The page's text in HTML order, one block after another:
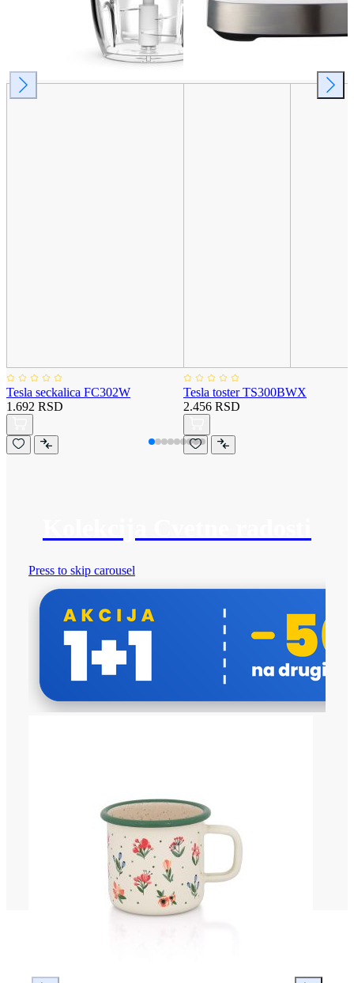
Tesla seckalica FC302W
1.692 RSD
Tesla toster TS300BWX
2.456 RSD
Press to skip carousel